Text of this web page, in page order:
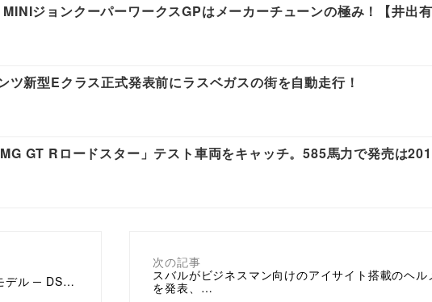
デル ─ DS…
次の記事
スバルがビジネスマン向けのアイサイト搭載のヘル
を発表、…
ジョンクーパーワークスGPはメーカーチューンの極み！【井出
ツ新型Eクラス正式発表前にラスベガスの街を自動走行！
GT Rロードスター」テスト車両をキャッチ。585馬力で発売は